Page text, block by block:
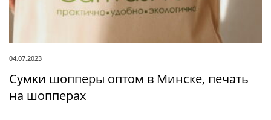
04.07.2023
Сумки шопперы оптом в Минске, печать
на шопперах